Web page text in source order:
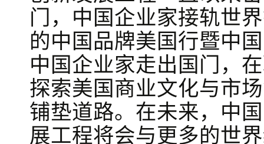
门，中国企业家接轨世
的中国品牌美国行暨中
中国企业家走出国门，
探索美国商业文化与市
铺垫道路。在未来，中
展工程将会与更多的世